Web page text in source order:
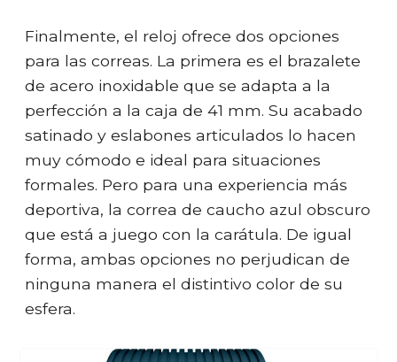
Finalmente, el reloj ofrece dos opciones
para las correas. La primera es el brazalete
de acero inoxidable que se adapta a la
perfección a la caja de 41 mm. Su acabado
satinado y eslabones articulados lo hacen
muy cómodo e ideal para situaciones
formales. Pero para una experiencia más
deportiva, la correa de caucho azul obscuro
que está a juego con la carátula. De igual
forma, ambas opciones no perjudican de
ninguna manera el distintivo color de su
esfera.